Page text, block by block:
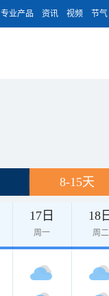
专业产品 资讯 视频 节气
8-15天
17日
周一
18
周二